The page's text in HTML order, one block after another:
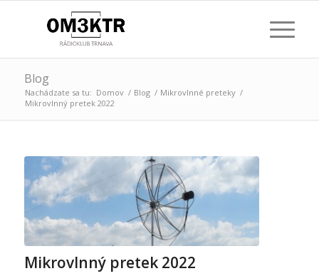
Blog
Nachádzate sa tu: Domov / Blog / Mikrovlnné preteky /
Mikrovlnný pretek 2022
Mikrovlnný pretek 2022